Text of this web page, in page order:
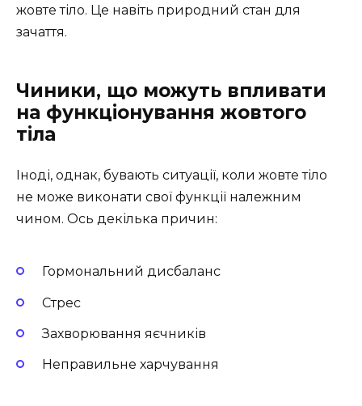
жовте тіло. Це навіть природний стан для
зачаття.
Чиники, що можуть впливати
на функціонування жовтого
тіла
Іноді, однак, бувають ситуації, коли жовте тіло
не може виконати свої функції належним
чином. Ось декілька причин:
Гормональний дисбаланс
Стрес
Захворювання яєчників
Неправильне харчування